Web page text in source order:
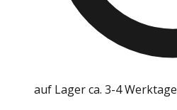
auf Lager ca. 3-4 Werktage